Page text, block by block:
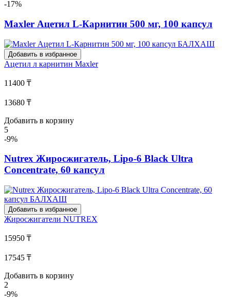
-17%
Maxler Ацетил L-Карнитин 500 мг, 100 капсул
Добавить в избранное
Ацетил л карнитин Maxler
11400 ₸
13680 ₸
Добавить в корзину
5
-9%
Nutrex Жиросжигатель, Lipo-6 Black Ultra
Concentrate, 60 капсул
Добавить в избранное
Жиросжигатели NUTREX
15950 ₸
17545 ₸
Добавить в корзину
2
-9%